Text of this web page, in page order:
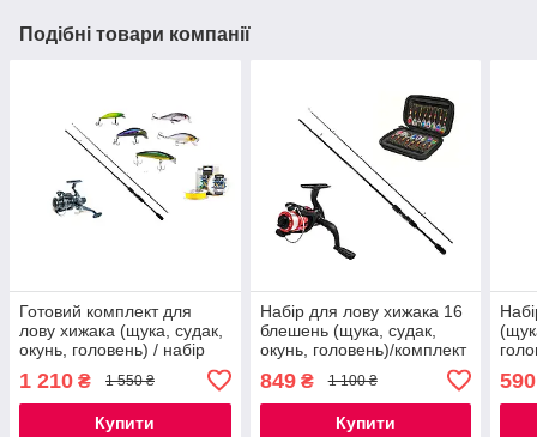
Подібні товари компанії
Готовий комплект для
лову хижака (щука, судак,
окунь, головень) / набір
для рибалки на подарунок
1 210 ₴ 1 550 ₴
Купити
Набір для лову хижака 16
блешень (щука, судак,
окунь, головень)/комплект
рибалки
849₴ 1 100 ₴
Купити
590